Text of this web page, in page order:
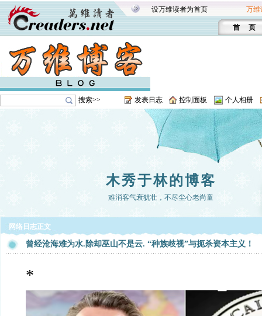
设万维读者为首页 万维
首 页
搜索>> 发表日志 控制面板 个人相册
木秀于林的博客
难消客气衰犹壮，不尽尘心老尚童
网络日志正文
曾经沧海难为水.除却巫山不是云. “种族歧视”与扼杀资本主义！
*